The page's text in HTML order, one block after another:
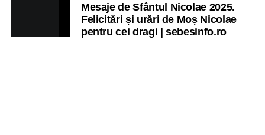
Mesaje de Sfântul Nicolae 2025.
Felicitări și urări de Moș Nicolae
pentru cei dragi | sebesinfo.ro